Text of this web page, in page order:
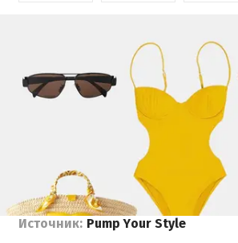
Источник: Pump Your Style